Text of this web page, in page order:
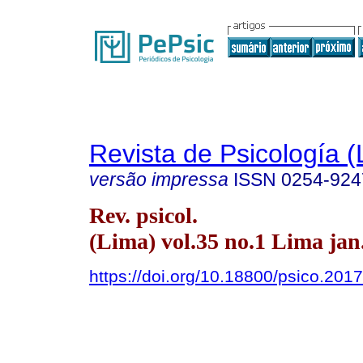
Revista de Psicología
versão impressa ISSN 0254-
Rev. psicol.
(Lima) vol.35 no.1 Lima
https://doi.org/10.18800/